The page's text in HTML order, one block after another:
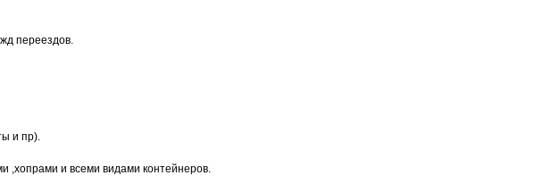
переездов.
и пр).
,хопрами и всеми видами контейнеров.